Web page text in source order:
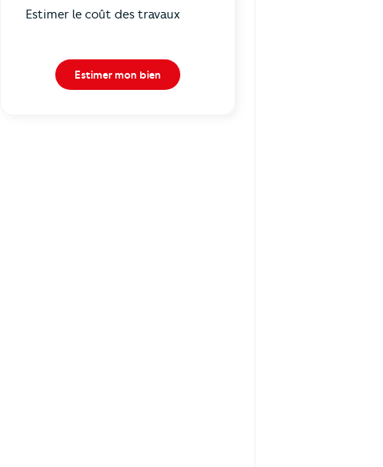
Estimer le coût des travaux
Estimer mon bien